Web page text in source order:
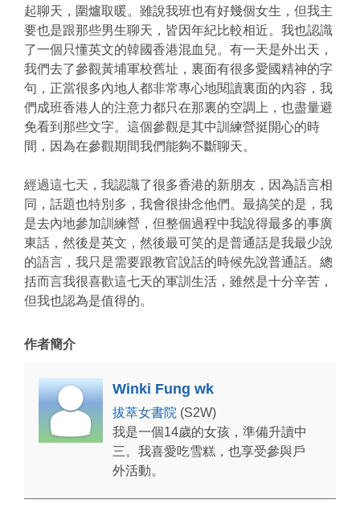
起聊天，圍爐取暖。雖說我班也有好幾個女生，但我主
要也是跟那些男生聊天，皆因年紀比較相近。我也認識
了一個只懂英文的韓國香港混血兒。有一天是外出天，
我們去了參觀黃埔軍校舊址，裏面有很多愛國精神的字
句，正當很多內地人都非常專心地閱讀裏面的內容，我
們成班香港人的注意力都只在那裏的空調上，也盡量避
免看到那些文字。這個參觀是其中訓練營挺開心的時
間，因為在參觀期間我們能夠不斷聊天。
經過這七天，我認識了很多香港的新朋友，因為語言相
同，話題也特別多，我會很掛念他們。最搞笑的是，我
是去內地參加訓練營，但整個過程中我說得最多的事廣
東話，然後是英文，然後最可笑的是普通話是我最少說
的語言，我只是需要跟教官說話的時候先說普通話。總
括而言我很喜歡這七天的軍訓生活，雖然是十分辛苦，
但我也認為是值得的。
作者簡介
Winki Fung wk
拔萃女書院 (S2W)
我是一個14歲的女孩，準備升讀中
三。我喜愛吃雪糕，也享受參與戶
外活動。